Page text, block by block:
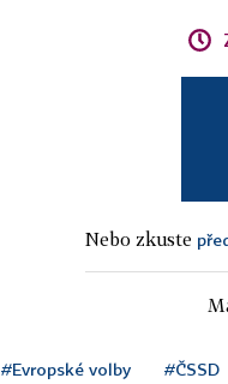
Nebo zkuste
#Evropské volby #ČSSD